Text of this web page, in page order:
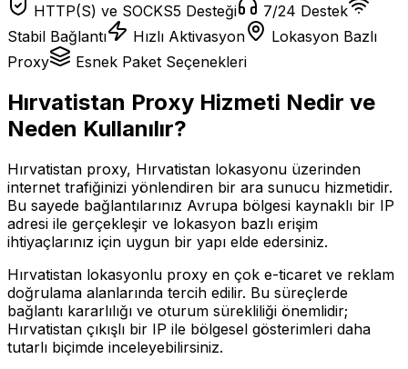
HTTP(S) ve SOCKS5 Desteği
7/24 Destek
Stabil Bağlantı
Hızlı Aktivasyon
Lokasyon Bazlı
Proxy
Esnek Paket Seçenekleri
Hırvatistan Proxy Hizmeti Nedir ve
Neden Kullanılır?
Hırvatistan proxy, Hırvatistan lokasyonu üzerinden
internet trafiğinizi yönlendiren bir ara sunucu hizmetidir.
Bu sayede bağlantılarınız Avrupa bölgesi kaynaklı bir IP
adresi ile gerçekleşir ve lokasyon bazlı erişim
ihtiyaçlarınız için uygun bir yapı elde edersiniz.
Hırvatistan lokasyonlu proxy en çok e-ticaret ve reklam
doğrulama alanlarında tercih edilir. Bu süreçlerde
bağlantı kararlılığı ve oturum sürekliliği önemlidir;
Hırvatistan çıkışlı bir IP ile bölgesel gösterimleri daha
tutarlı biçimde inceleyebilirsiniz.